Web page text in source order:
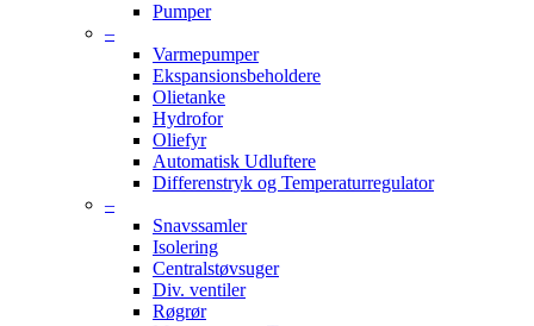
Pumper
–
Varmepumper
Ekspansionsbeholdere
Olietanke
Hydrofor
Oliefyr
Automatisk Udluftere
Differenstryk og Temperaturregulator
–
Snavssamler
Isolering
Centralstøvsuger
Div. ventiler
Røgrør